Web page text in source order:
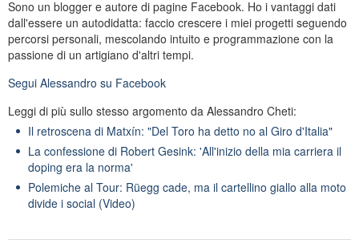
Sono un blogger e autore di pagine Facebook. Ho i vantaggi dati
dall'essere un autodidatta: faccio crescere i miei progetti seguendo
percorsi personali, mescolando intuito e programmazione con la
passione di un artigiano d'altri tempi.
Segui Alessandro su Facebook
Leggi di più sullo stesso argomento da Alessandro Cheti:
Il retroscena di Matxín: "Del Toro ha detto no al Giro d'Italia"
La confessione di Robert Gesink: 'All'inizio della mia carriera il
doping era la norma'
Polemiche al Tour: Rüegg cade, ma il cartellino giallo alla moto
divide i social (Video)